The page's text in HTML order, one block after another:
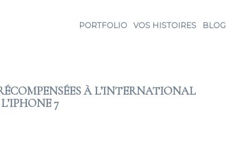
PORTFOLIO VOS HISTOIRES BLOG
À L’INTERNATIONAL
7